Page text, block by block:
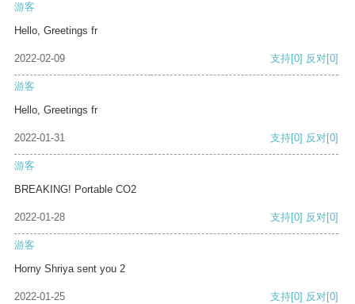
游客
Hello, Greetings fr
2022-02-09 支持[0] 反对[0]
游客
Hello, Greetings fr
2022-01-31 支持[0] 反对[0]
游客
BREAKING! Portable CO2
2022-01-28 支持[0] 反对[0]
游客
Horny Shriya sent you 2
2022-01-25 支持[0] 反对[0]